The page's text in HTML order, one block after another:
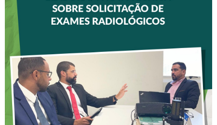
INICIAM ELABORAÇÃO DE
NOTA TÉCNICA SOBRE
SOLICITAÇÃO DE EXAMES
RADIOLÓGICOS